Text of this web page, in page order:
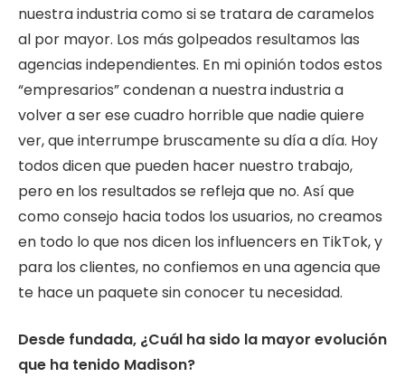
nuestra industria como si se tratara de caramelos
al por mayor. Los más golpeados resultamos las
agencias independientes. En mi opinión todos estos
“empresarios” condenan a nuestra industria a
volver a ser ese cuadro horrible que nadie quiere
ver, que interrumpe bruscamente su día a día. Hoy
todos dicen que pueden hacer nuestro trabajo,
pero en los resultados se refleja que no. Así que
como consejo hacia todos los usuarios, no creamos
en todo lo que nos dicen los influencers en TikTok, y
para los clientes, no confiemos en una agencia que
te hace un paquete sin conocer tu necesidad.
Desde fundada, ¿Cuál ha sido la mayor evolución
que ha tenido Madison?